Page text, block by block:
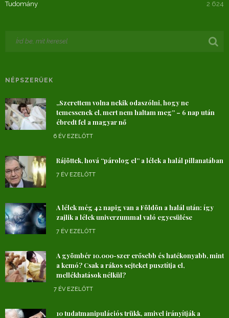
Tudomány 2 624
NÉPSZERŰEK
„Szerettem volna nekik odaszólni, hogy ne
temessenek el, mert nem haltam meg” – 6 nap után
ébredt fel a magyar nő
6 ÉV EZELŐTT
Rájöttek, hová “párolog el” a lélek a halál pillanatában
7 ÉV EZELŐTT
A lélek még 42 napig van a Földön a halál után: így
zajlik a lélek univerzummal való egyesülése
7 ÉV EZELŐTT
A gyömbér 10.000-szer erősebb és hatékonyabb, mint
a kemó? Csak a rákos sejteket pusztítja el,
mellékhatások nélkül?
7 ÉV EZELŐTT
10 tudatmanipulációs trükk, amivel irányítják a